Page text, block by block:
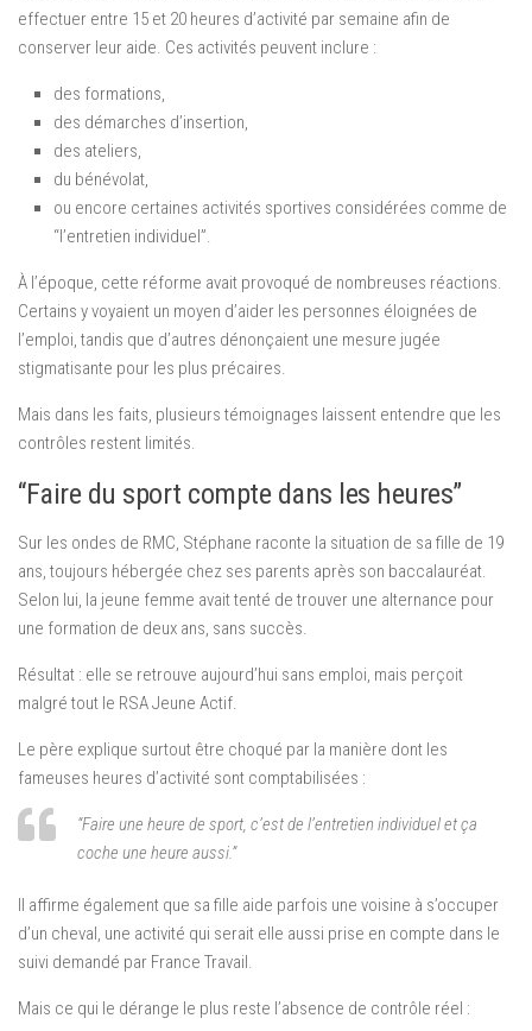
effectuer entre 15 et 20 heures d’activité par semaine afin de
conserver leur aide. Ces activités peuvent inclure :
des formations,
des démarches d’insertion,
des ateliers,
du bénévolat,
ou encore certaines activités sportives considérées comme de
“l’entretien individuel”.
À l’époque, cette réforme avait provoqué de nombreuses réactions.
Certains y voyaient un moyen d’aider les personnes éloignées de
l’emploi, tandis que d’autres dénonçaient une mesure jugée
stigmatisante pour les plus précaires.
Mais dans les faits, plusieurs témoignages laissent entendre que les
contrôles restent limités.
“Faire du sport compte dans les heures”
Sur les ondes de RMC, Stéphane raconte la situation de sa fille de 19
ans, toujours hébergée chez ses parents après son baccalauréat.
Selon lui, la jeune femme avait tenté de trouver une alternance pour
une formation de deux ans, sans succès.
Résultat : elle se retrouve aujourd’hui sans emploi, mais perçoit
malgré tout le RSA Jeune Actif.
Le père explique surtout être choqué par la manière dont les
fameuses heures d’activité sont comptabilisées :
“Faire une heure de sport, c’est de l’entretien individuel et ça
coche une heure aussi.”
Il affirme également que sa fille aide parfois une voisine à s’occuper
d’un cheval, une activité qui serait elle aussi prise en compte dans le
suivi demandé par France Travail.
Mais ce qui le dérange le plus reste l’absence de contrôle réel :